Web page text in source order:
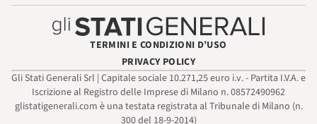
TERMINI E CONDIZIONI D’USO
PRIVACY POLICY
Gli Stati Generali Srl | Capitale sociale 10.271,25 euro i.v. - Partita I.V.A. e
Iscrizione al Registro delle Imprese di Milano n. 08572490962
glistatigenerali.com è una testata registrata al Tribunale di Milano (n.
300 del 18-9-2014)